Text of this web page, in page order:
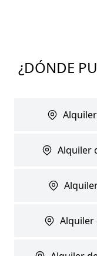
¿DÓNDE
Alquiler
Alquiler